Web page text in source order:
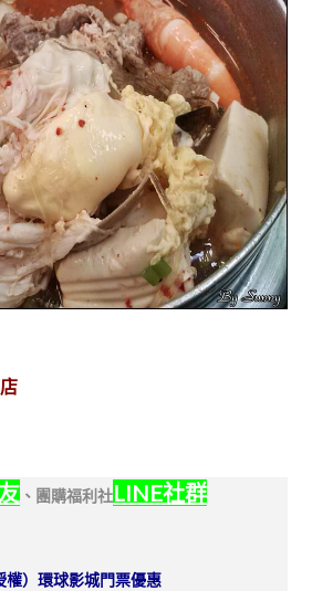
、 團購福利社LINE社群
）環球影城門票優惠